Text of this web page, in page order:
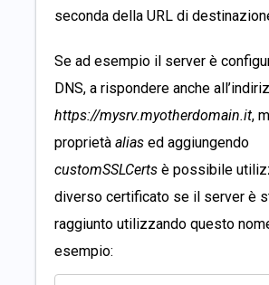
seconda della URL di
Se ad esempio il server è
DNS, a rispondere anche
https://mysrv.myotherdomain.it,
proprietà alias ed aggiungendo
customSSLCerts è possibile
diverso certificato se il server è
raggiunto utilizzando questo
esempio: